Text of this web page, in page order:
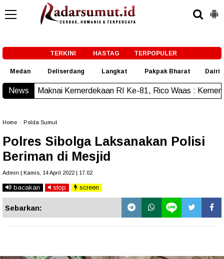
TERKINI HASTAG TERPOPULER
Medan Deliserdang Langkat Pakpak Bharat Dairi
News
Kemerdekaan RI Ke-81, Rico Waas : Kemerdekaan Harus
Home Polda Sumut
Polres Sibolga Laksanakan Polisi
Beriman di Mesjid
Admin | Kamis, 14 April 2022 | 17.02
bacakan stop screen
Sebarkan: